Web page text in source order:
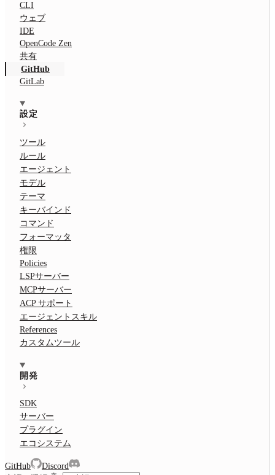
CLI
ウェブ
IDE
OpenCode Zen
共有
GitHub
GitLab
設定
ツール
ルール
エージェント
モデル
テーマ
キーバインド
コマンド
フォーマッタ
権限
Policies
LSPサーバー
MCPサーバー
ACP サポート
エージェントスキル
References
カスタムツール
開発
SDK
サーバー
プラグイン
エコシステム
GitHub
Discord